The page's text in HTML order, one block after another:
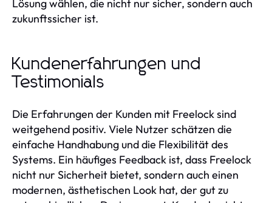
Lösung wählen, die nicht nur sicher, sondern auch
zukunftssicher ist.
Kundenerfahrungen und
Testimonials
Die Erfahrungen der Kunden mit Freelock sind
weitgehend positiv. Viele Nutzer schätzen die
einfache Handhabung und die Flexibilität des
Systems. Ein häufiges Feedback ist, dass Freelock
nicht nur Sicherheit bietet, sondern auch einen
modernen, ästhetischen Look hat, der gut zu